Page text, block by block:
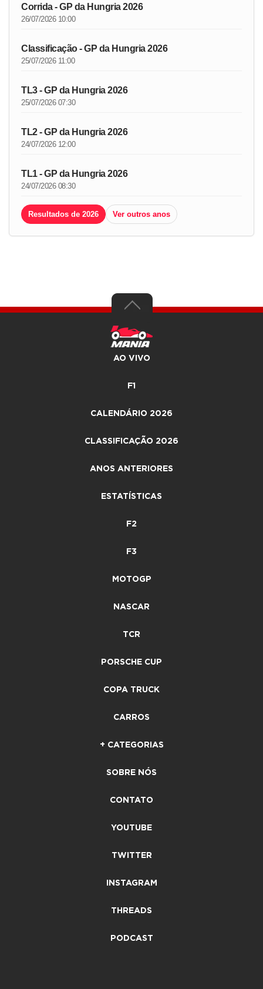
Corrida - GP da Hungria 2026
26/07/2026 10:00
Classificação - GP da Hungria 2026
25/07/2026 11:00
TL3 - GP da Hungria 2026
25/07/2026 07:30
TL2 - GP da Hungria 2026
24/07/2026 12:00
TL1 - GP da Hungria 2026
24/07/2026 08:30
Resultados de 2026 Ver outros anos
AO VIVO
F1
CALENDÁRIO 2026
CLASSIFICAÇÃO 2026
ANOS ANTERIORES
ESTATÍSTICAS
F2
F3
MOTOGP
NASCAR
TCR
PORSCHE CUP
COPA TRUCK
CARROS
+ CATEGORIAS
SOBRE NÓS
CONTATO
YOUTUBE
TWITTER
INSTAGRAM
THREADS
PODCAST